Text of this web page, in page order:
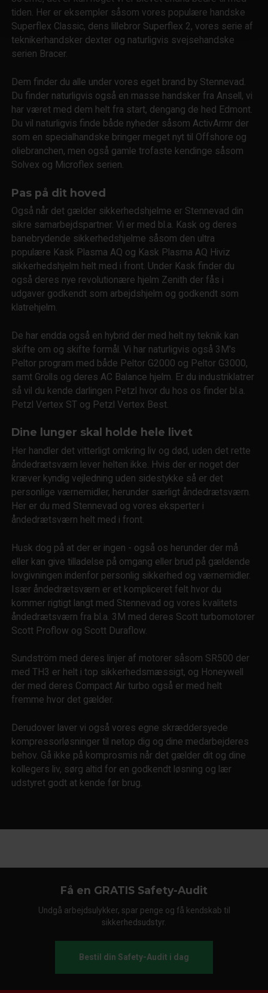
tiden. Her er eksempler såsom vores populære handske
Superflex Classic, dens lillebror Superflex 2, vores serie af
teknikerhandsker dexter og naturligvis svejsehandske
serien Bracer.
Dem finder du alle under vores eget brand by Stennevad.
Du finder naturligvis også en masse handsker fra Ansell, vi
har været med dem helt fra start, dengang de hed Edmont.
Du vil naturligvis finde både nyheder såsom ActivArmr der
som en specialhandske bringer meget nyt til Offshore og
oliebranchen, men også gamle trofaste kendinge såsom
Solvex og Microflex serien.
Pas på dit hoved
Også når det gælder sikkerhedshjelme er Stennevad din
sikre samarbejdspartner. Vi er med bl.a. Kask og deres
banebrydende sikkerhedshjelme såsom den ultra
populære Kask Plasma AQ og Kask Plasma AQ Hiviz
sikkerhedshjelm helt med i front. Under Kask finder du
også deres nye revolutionære hjelm Zenith der fås i
udgaver godkendt som arbejdshjelm og godkendt som
klatrehjelm.
De har endda også en hybrid der med helt ny teknik kan
skifte om og skifte formål. Vi har naturligvis også 3M's
Peltor program med både Peltor G2000 og Peltor G3000,
samt Grolls og deres AC Balance hjelm. Er du industriklatrer
så vil du kende darlingen Petzl hvor du hos os finder bl.a.
Petzl Vertex ST og Petzl Vertex Best.
Dine lunger skal holde hele livet
Her handler det vitterligt omkring liv og død, uden det rette
åndedrætsværn lever helten ikke. Hvis der er noget der
kræver kyndig vejledning uden sidestykke så er det
personlige værnemidler, herunder særligt åndedrætsværn.
Her er du med Stennevad og vores eksperter i
åndedrætsværn helt med i front.
Husk dog på at der er ingen - også os herunder der må
eller kan give tilladelse på omgang eller brud på gældende
lovgivningen indenfor personlig sikkerhed og værnemidler.
Især åndedrætsværn er et kompliceret felt hvor du
kommer rigtigt langt med Stennevad og vores kvalitets
åndedrætsværn fra bl.a. 3M med deres Scott turbomotorer
Scott Proflow og Scott Duraflow.
Sundström med deres linjer af motorer såsom SR500 der
med TH3 er helt i top sikkerhedsmæssigt, og Honeywell
der med deres Compact Air turbo også er med helt
fremme hvor det gælder.
Derudover laver vi også vores egne skræddersyede
kompressorløsninger til netop dig og dine medarbejderes
behov. Gå ikke på komprosmis når det gælder dit og dine
kollegers liv, sørg altid for en godkendt løsning og lær
udstyret godt at kende før brug.
Få en GRATIS Safety-Audit
Undgå arbejdsulykker, spar penge og få kendskab til
sikkerhedsudstyr.
Bestil din Safety-Audit i dag